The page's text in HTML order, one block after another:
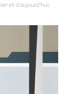
et d'aujourd'hui.